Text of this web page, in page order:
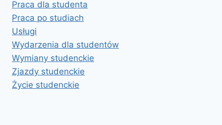
Praca dla studenta
Praca po studiach
Usługi
Wydarzenia dla studentów
Wymiany studenckie
Zjazdy studenckie
Życie studenckie